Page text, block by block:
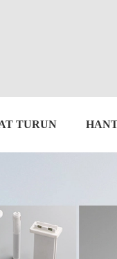
TURUN